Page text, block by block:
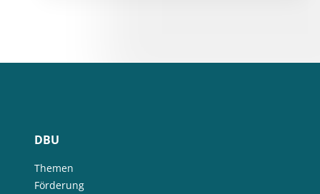
DBU
Themen
Förderung